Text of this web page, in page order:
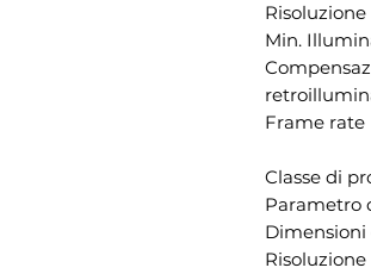
Risoluzione
Min.
Frame rate
Classe di
Parametro
Dimensioni
Risoluzione